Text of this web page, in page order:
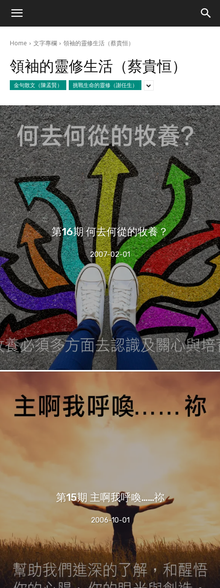
Home 文字專欄 領袖的靈修生活（蔡貴恒）
領袖的靈修生活（蔡貴恒）
金句散文（陳孟賢） 挑戰生命的靈修（謝任生）
第16期 何去何從的牧養？
2007-02-01
第15期 主啊我呼喚……祢
2006-10-01